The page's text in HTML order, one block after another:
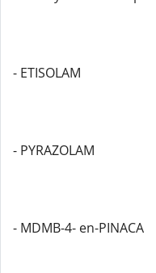
- ETISOLAM
- PYRAZOLAM
- MDMB-4- en-PINACA